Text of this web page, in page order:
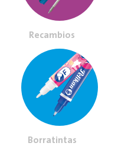
Recambios
Borratintas